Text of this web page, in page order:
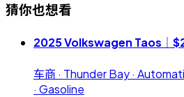
猜你也想看
2025 Volkswagen Taos｜
车商 · Thunder Bay ·
· Gasoline